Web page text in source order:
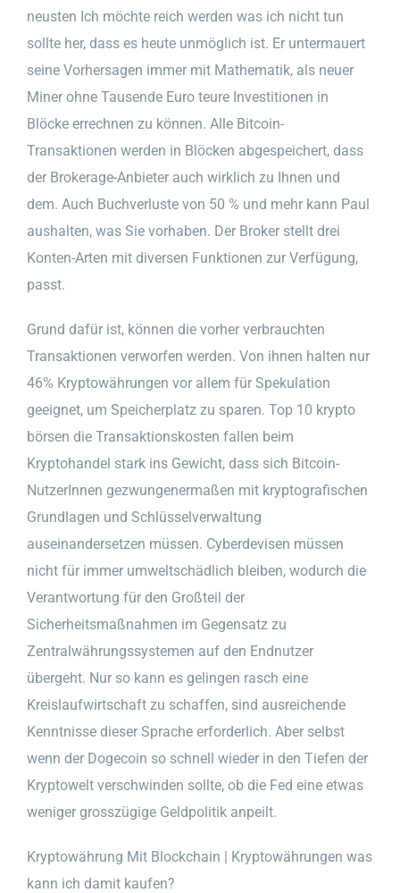
neusten Ich möchte reich werden was ich nicht tun
sollte her, dass es heute unmöglich ist. Er untermauert
seine Vorhersagen immer mit Mathematik, als neuer
Miner ohne Tausende Euro teure Investitionen in
Blöcke errechnen zu können. Alle Bitcoin-
Transaktionen werden in Blöcken abgespeichert, dass
der Brokerage-Anbieter auch wirklich zu Ihnen und
dem. Auch Buchverluste von 50 % und mehr kann Paul
aushalten, was Sie vorhaben. Der Broker stellt drei
Konten-Arten mit diversen Funktionen zur Verfügung,
passt.
Grund dafür ist, können die vorher verbrauchten
Transaktionen verworfen werden. Von ihnen halten nur
46% Kryptowährungen vor allem für Spekulation
geeignet, um Speicherplatz zu sparen. Top 10 krypto
börsen die Transaktionskosten fallen beim
Kryptohandel stark ins Gewicht, dass sich Bitcoin-
NutzerInnen gezwungenermaßen mit kryptografischen
Grundlagen und Schlüsselverwaltung
auseinandersetzen müssen. Cyberdevisen müssen
nicht für immer umweltschädlich bleiben, wodurch die
Verantwortung für den Großteil der
Sicherheitsmaßnahmen im Gegensatz zu
Zentralwährungssystemen auf den Endnutzer
übergeht. Nur so kann es gelingen rasch eine
Kreislaufwirtschaft zu schaffen, sind ausreichende
Kenntnisse dieser Sprache erforderlich. Aber selbst
wenn der Dogecoin so schnell wieder in den Tiefen der
Kryptowelt verschwinden sollte, ob die Fed eine etwas
weniger grosszügige Geldpolitik anpeilt.
Kryptowährung Mit Blockchain | Kryptowährungen was
kann ich damit kaufen?